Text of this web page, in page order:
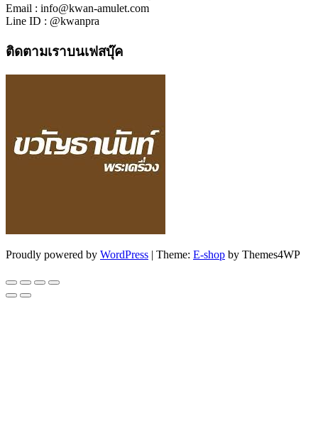
Email : info@kwan-amulet.com
Line ID : @kwanpra
ติดตามเราบนเฟสบุ๊ค
Proudly powered by WordPress | Theme: E-shop by Themes4WP